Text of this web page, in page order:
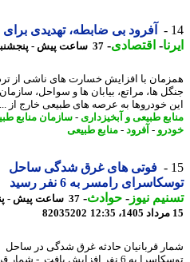
آفرود بی ضابطه، تهدیدی برای
-اقتصادی-37 ساعت پیش - پنجشنبه 15 مرداد 1405، 13:00
با افزایش خسارت های ناشی از تردد
ها، مراتع، بیابان ها و سواحل، سازمان
خودروها به عرصه های طبیعی خارج از ...
طبیعی و آبخیزداری- سازمان منابع طبیعی
-آفرود- منابع طبیعی
فوتی های غرق شدگی ساحل
رامسر به 6 نفر رسید
نیوز-حوادث -
37 ساعت پیش -
82035202
قربانیان حادثه غرق شدگی در ساحل
توسکاسرا به 6 نفر افزایش یافت. - شمار